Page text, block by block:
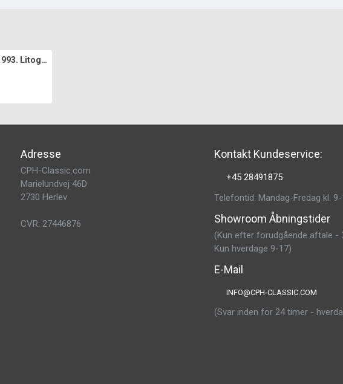
Henry Heerup 1907-1993. Litografi i farver.
Adresse
CPH-Classic.com
Marielundvej 46D
2730 Herlev
CVR: 27446876
Kontakt Kundeservice:
+45 28491875
Telefontid: Mandag-Fredag kl.
Showroom Åbningstider
(Kun efter forudgående aftale -
Kun hverdage 9-17)
E-Mail
INFO@CPH-CLASSIC.COM
(Svar inden for 24 timer -